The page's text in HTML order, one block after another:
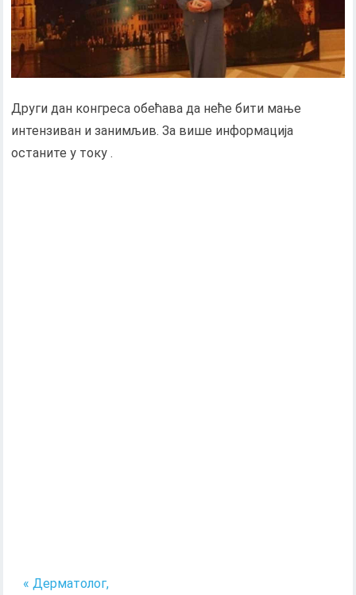
Други дан конгреса обећава да неће бити мање
интензиван и занимљив. За више информација
останите у току .
« Дерматолог,